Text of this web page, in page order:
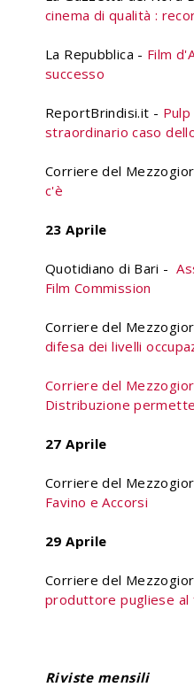
cinema di qualità :
La Repubblica - Film
successo
ReportBrindisi.it -
straordinario caso
Corriere del
c'è
23 Aprile
Quotidiano di Bari -
Film Commission
Corriere del
difesa dei livelli
Corriere del
Distribuzione
27 Aprile
Corriere del
Favino e Accorsi
29 Aprile
Corriere del
produttore pugliese al
Riviste mensili